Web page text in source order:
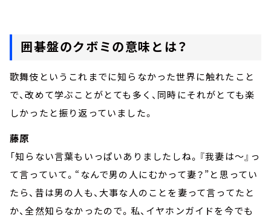
囲碁盤のクボミの意味とは？
歌舞伎というこれまでに知らなかった世界に触れたこと
で、改めて学ぶことがとても多く、同時にそれがとても楽
しかったと振り返っていました。
藤原
「知らない言葉もいっぱいありましたしね。『我妻は～』っ
て言っていて。“なんで男の人にむかって妻？”と思ってい
たら、昔は男の人も、大事な人のことを妻って言ってたと
か、全然知らなかったので。私、イヤホンガイドを今でも